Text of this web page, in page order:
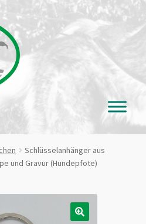
Schlüsselanhänger aus
und Gravur (Hundepfote)